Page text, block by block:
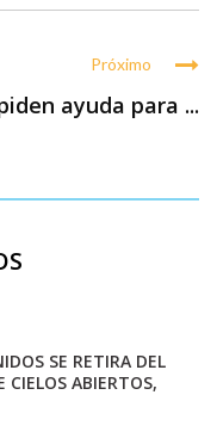
Próximo
ayuda para ...
SE RETIRA DEL
CIELOS ABIERTOS,
DE